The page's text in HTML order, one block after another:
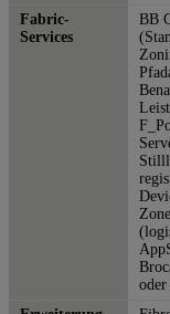
Fabric-
Services
BB